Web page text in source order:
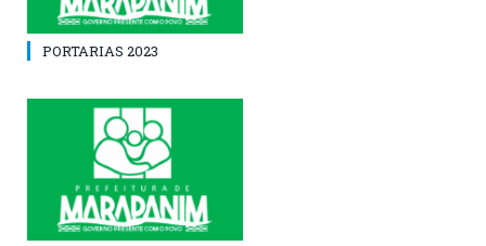
PORTARIAS 2023